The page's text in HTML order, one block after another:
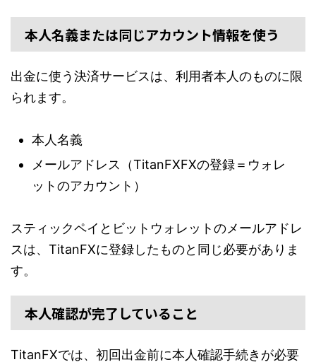
本人名義または同じアカウント情報を使う
出金に使う決済サービスは、利用者本人のものに限
られます。
本人名義
メールアドレス（TitanFXFXの登録＝ウォレ
ットのアカウント）
スティックペイとビットウォレットのメールアドレ
スは、TitanFXに登録したものと同じ必要がありま
す。
本人確認が完了していること
TitanFXでは、初回出金前に本人確認手続きが必要